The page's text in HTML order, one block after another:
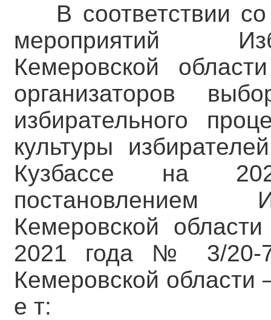
В соответствии
мероприятий
Кемеровской
организаторов
избирательного
культуры
Кузбассе на
постановлением
Кемеровской
2021 года № 3/20-7,
Кемеровской
е т: